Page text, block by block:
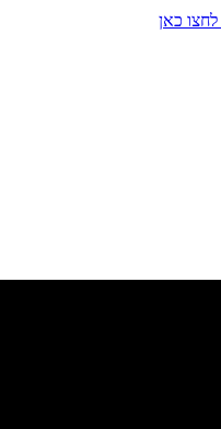
לחצו כאן